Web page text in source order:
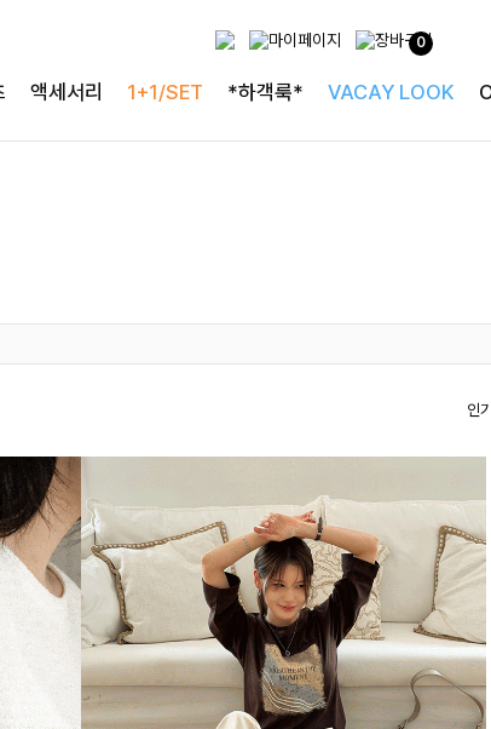
0
액세서리 1+1/SET *하객룩* VACAY LOOK